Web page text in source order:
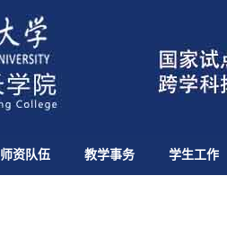
师资队伍 教学事务 学生工作